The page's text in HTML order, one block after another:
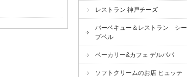
レストラン 神戸チーズ
バーベキュー＆レストラン シー
プベル
ベーカリー&カフェ デルパパ
ソフトクリームのお店 ヒュッテ